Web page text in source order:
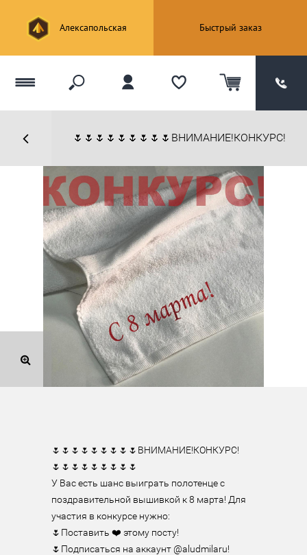
Алексапольская Быстрый заказ
🌷🌷🌷🌷🌷🌷🌷🌷🌷ВНИМАНИЕ!КОНКУРС!
🌷🌷🌷🌷🌷🌷🌷🌷🌷ВНИМАНИЕ!КОНКУРС!
🌷🌷🌷🌷🌷🌷🌷🌷🌷
У Вас есть шанс выиграть полотенце с
поздравительной вышивкой к 8 марта! Для
участия в конкурсе нужно:
🌷Поставить ❤️ этому посту!
🌷Подписаться на аккаунт @aludmilaru!